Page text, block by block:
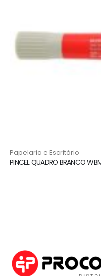
Papelaria e Escritório
PINCEL QUADRO BRANCO